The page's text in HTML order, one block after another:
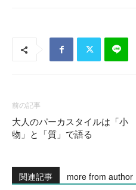
前の記事
大人のパーカスタイルは「小
物」と「質」で語る
関連記事 more from author